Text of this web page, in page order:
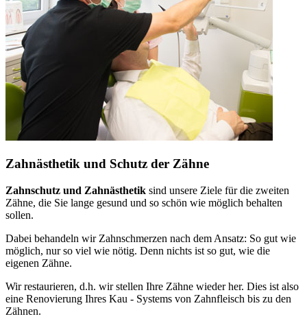
Zahnästhetik und Schutz der Zähne
Zahnschutz und Zahnästhetik sind unsere Ziele für die zweiten
Zähne, die Sie lange gesund und so schön wie möglich behalten
sollen.
Dabei behandeln wir Zahnschmerzen nach dem Ansatz: So gut wie
möglich, nur so viel wie nötig. Denn nichts ist so gut, wie die
eigenen Zähne.
Wir restaurieren, d.h. wir stellen Ihre Zähne wieder her. Dies ist also
eine Renovierung Ihres Kau - Systems von Zahnfleisch bis zu den
Zähnen.